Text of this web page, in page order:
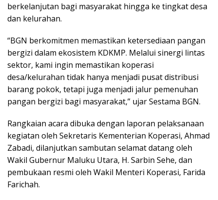
berkelanjutan bagi masyarakat hingga ke tingkat desa
dan kelurahan.
“BGN berkomitmen memastikan ketersediaan pangan
bergizi dalam ekosistem KDKMP. Melalui sinergi lintas
sektor, kami ingin memastikan koperasi
desa/kelurahan tidak hanya menjadi pusat distribusi
barang pokok, tetapi juga menjadi jalur pemenuhan
pangan bergizi bagi masyarakat,” ujar Sestama BGN.
Rangkaian acara dibuka dengan laporan pelaksanaan
kegiatan oleh Sekretaris Kementerian Koperasi, Ahmad
Zabadi, dilanjutkan sambutan selamat datang oleh
Wakil Gubernur Maluku Utara, H. Sarbin Sehe, dan
pembukaan resmi oleh Wakil Menteri Koperasi, Farida
Farichah.